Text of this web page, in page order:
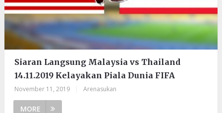
Siaran Langsung Malaysia vs Thailand
14.11.2019 Kelayakan Piala Dunia FIFA
November 11, 2019 Arenasukan
MORE